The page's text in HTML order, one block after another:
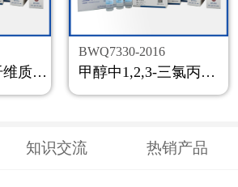
饼干中总膳食纤维质控样品
BWQ7330-2016
甲醇中1,2,3-三氯丙烷溶液标准物质
知识交流 热销产品